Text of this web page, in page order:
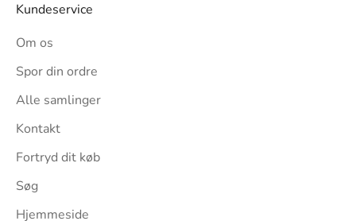
Kundeservice
Om os
Spor din ordre
Alle samlinger
Kontakt
Fortryd dit køb
Søg
Hjemmeside